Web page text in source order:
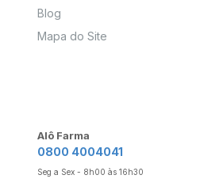
Blog
Mapa do Site
Alô Farma
0800 4004041
Seg a Sex - 8h00 às 16h30